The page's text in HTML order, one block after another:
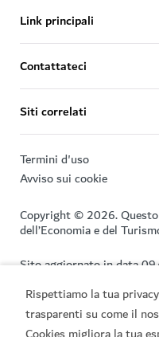
Rispettiamo la tua
trasparenti su come il
Link principali
Contattateci
Siti correlati
Termini d'uso
Avviso sui cookie
Copyright © 2026.
dell’Economia e del
Sito aggiornato in data
Questo sito è protetto dal
l’informativa sulla privacy
Google.